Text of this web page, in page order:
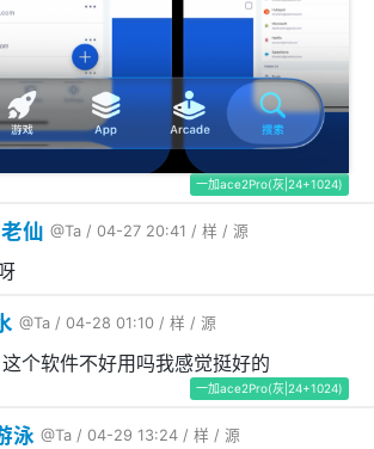
一加ace2Pro(灰|24+1024)
仙 @Ta / 04-27 20:41 / 样 / 源
@Ta / 04-28 01:10 / 样 / 源
这个软件不好用吗我感觉挺好的
一加ace2Pro(灰|24+1024)
泳 @Ta / 04-29 13:24 / 样 / 源